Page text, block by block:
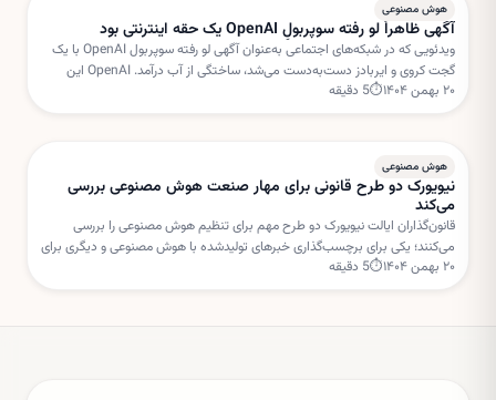
هوش مصنوعی
آگهی ظاهراً لو رفته سوپربولِ OpenAI یک حقه اینترنتی بود
ویدئویی که در شبکه‌های اجتماعی به‌عنوان آگهی لو رفته سوپربول OpenAI با یک
گجت کروی و ایربادز دست‌به‌دست می‌شد، ساختگی از آب درآمد. OpenAI این
داستان را «فیک نیوز» خوانده است.
۲۰ بهمن ۱۴۰۴ ⏱
5 دقیقه
هوش مصنوعی
نیویورک دو طرح قانونی برای مهار صنعت هوش مصنوعی بررسی
می‌کند
قانون‌گذاران ایالت نیویورک دو طرح مهم برای تنظیم هوش مصنوعی را بررسی
می‌کنند؛ یکی برای برچسب‌گذاری خبرهای تولیدشده با هوش مصنوعی و دیگری برای
تعلیق مجوز ساخت مراکز داده جدید.
۲۰ بهمن ۱۴۰۴ ⏱
5 دقیقه